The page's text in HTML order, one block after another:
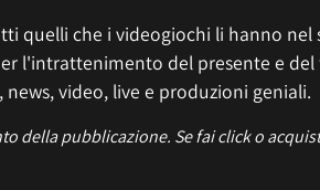
quelli che i videogiochi li hanno nel
l'intrattenimento del presente e del
video, live e produzioni geniali.
della pubblicazione. Se fai click o